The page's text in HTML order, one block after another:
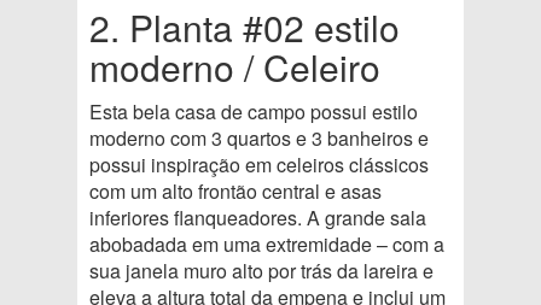
2. Planta #02 estilo
moderno / Celeiro
Esta bela casa de campo possui estilo
moderno com 3 quartos e 3 banheiros e
possui inspiração em celeiros clássicos
com um alto frontão central e asas
inferiores flanqueadores. A grande sala
abobadada em uma extremidade – com a
sua janela muro alto por trás da lareira e
eleva a altura total da empena e inclui um